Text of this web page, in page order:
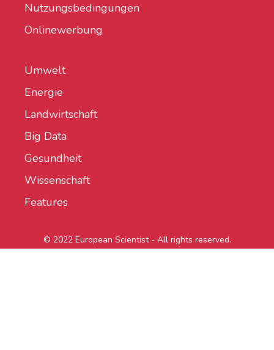
Nutzungsbedingungen
Onlinewerbung
Umwelt
Energie
Landwirtschaft
Big Data
Gesundheit
Wissenschaft
Features
© 2022 European Scientist - All rights reserved.